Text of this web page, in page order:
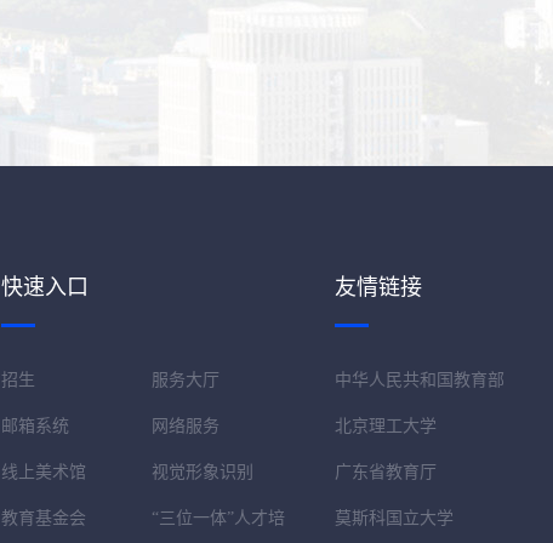
快速入口
招生 服务大厅
邮箱系统 网络服务
线上美术馆 视觉形象识别
教育基金会 “三位一体”人才培
友情链接
中华人民共和国教育部
北京理工大学
广东省教育厅
莫斯科国立大学